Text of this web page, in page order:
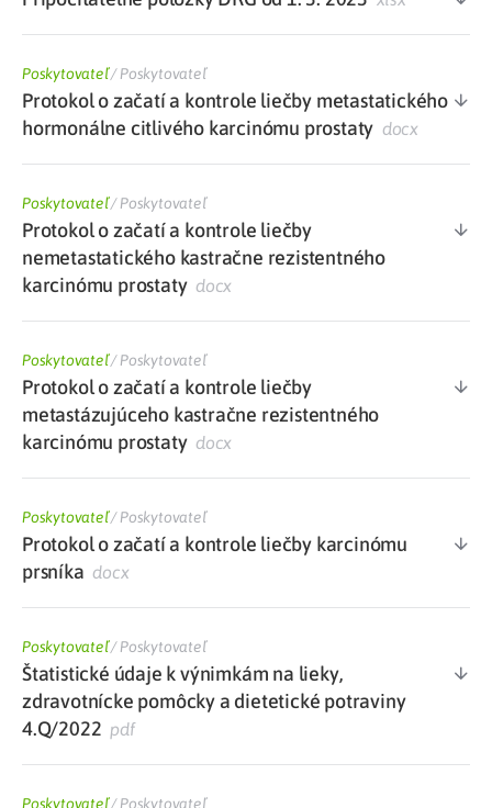
Poskytovateľ/Poskytovateľ
Protokol o začatí a kontrole liečby metastatického
hormonálne citlivého karcinómu prostaty docx
Poskytovateľ/Poskytovateľ
Protokol o začatí a kontrole liečby
nemetastatického kastračne rezistentného
karcinómu prostatydocx
Poskytovateľ/Poskytovateľ
Protokol o začatí a kontrole liečby
metastázujúceho kastračne rezistentného
karcinómu prostatydocx
Poskytovateľ/Poskytovateľ
Protokol o začatí a kontrole liečby karcinómu
prsníka docx
Poskytovateľ/Poskytovateľ
Štatistické údaje k výnimkám na lieky,
zdravotnícke pomôcky a dietetické potraviny
4.Q/2022 pdf
Poskytovateľ/Poskytovateľ